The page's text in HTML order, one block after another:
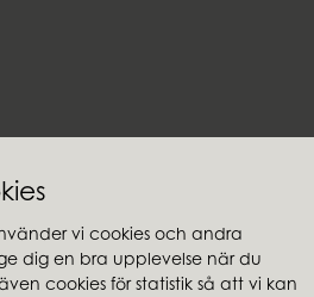
vi cookies och andra
dig en bra upplevelse när du
cookies för statistik så att vi kan